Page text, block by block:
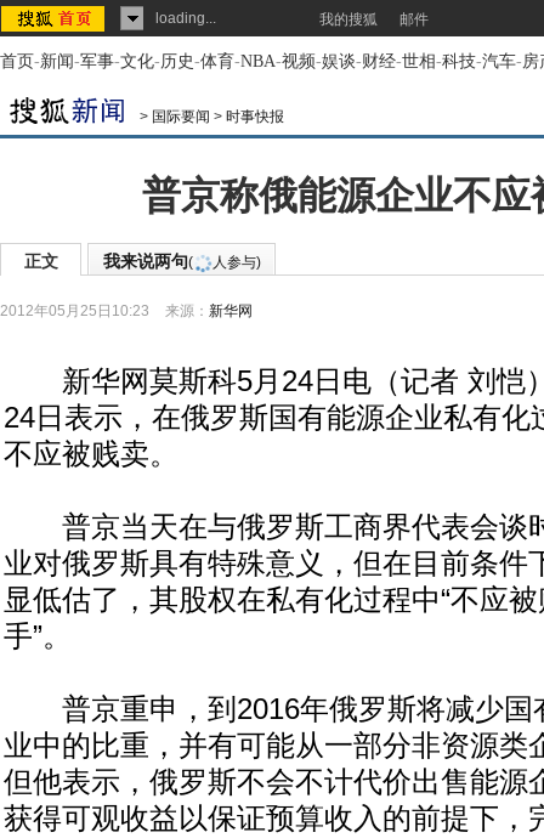
loading... 我的搜狐 邮件
首页-新闻-军事-文化-历史-体育-NBA-视频-娱谈-财经-世相-科技-汽车-房
> 国际要闻 > 时事快报
普京称俄能源企业不应
正文 我来说两句( 人参与)
2012年05月25日10:23 来源： 新华网
新华网莫斯科5月24日电（记者 刘恺
24日表示，在俄罗斯国有能源企业私有化
不应被贱卖。
普京当天在与俄罗斯工商界代表会谈
业对俄罗斯具有特殊意义，但在目前条件
显低估了，其股权在私有化过程中“不应
手”。
普京重申，到2016年俄罗斯将减少国
业中的比重，并有可能从一部分非资源类
但他表示，俄罗斯不会不计代价出售能源
获得可观收益以保证预算收入的前提下，